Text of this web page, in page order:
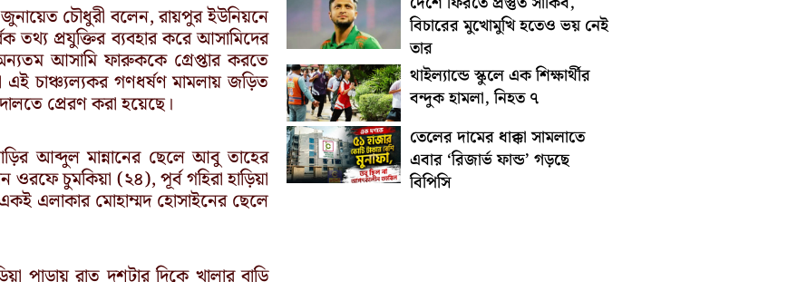
চৌধুরী বলেন, রায়পুর ইউনিয়নে
তথ্য প্রযুক্তির ব্যবহার করে আসামিদের
আসামি ফারুককে গ্রেপ্তার করতে
এই চাঞ্চ্যল্যকর গণধর্ষণ মামলায় জড়িত
প্রেরণ করা হয়েছে।
আব্দুল মান্নানের ছেলে আবু তাহের
চুমকিয়া (২৪), পূর্ব গহিরা হাড়িয়া
এলাকার মোহাম্মদ হোসাইনের ছেলে
বিচারের মুখোমুখি হতেও ভয় নেই
তার
থাইল্যান্ডে স্কুলে এক শিক্ষার্থীর
বন্দুক হামলা, নিহত ৭
তেলের দামের ধাক্কা সামলাতে
এবার ‘রিজার্ভ ফান্ড’ গড়ছে
বিপিসি